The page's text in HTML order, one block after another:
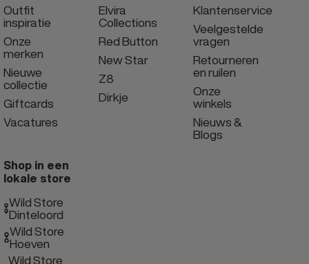
Outfit
inspiratie
Onze
merken
Nieuwe
collectie
Giftcards
Vacatures
Elvira
Collections
Red Button
New Star
Z8
Dirkje
Klantenservice
Veelgestelde
vragen
Retourneren
en ruilen
Onze
winkels
Nieuws &
Blogs
Shop in een
lokale store
Wild Store
Dinteloord
Wild Store
Hoeven
Wild Store